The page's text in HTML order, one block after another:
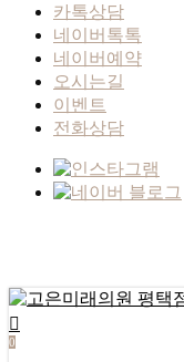
카톡상담
네이버톡톡
네이버예약
오시는길
이벤트
전화상담
content
search
0